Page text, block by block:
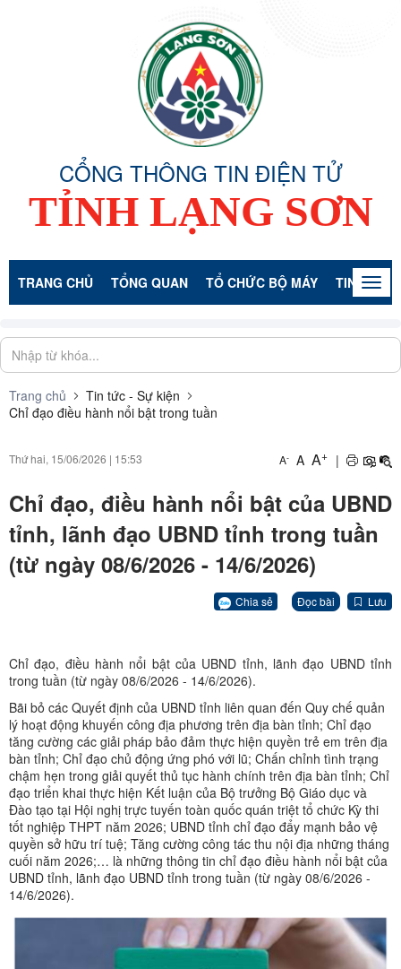
CỔNG THÔNG TIN ĐIỆN TỬ
TỈNH LẠNG SƠN
TRANG CHỦ TỔNG QUAN TỔ CHỨC BỘ MÁY TIN TỨC -
Trang chủ
Tin tức - Sự kiện
Chỉ đạo điều hành nổi bật trong tuần
Thứ hai, 15/06/2026 | 15:53 A- A A+ |
Chỉ đạo, điều hành nổi bật của UBND
tỉnh, lãnh đạo UBND tỉnh trong tuần
(từ ngày 08/6/2026 - 14/6/2026)
Chia sẻ Đọc bài Lưu
Chỉ đạo, điều hành nổi bật của UBND tỉnh, lãnh đạo UBND tỉnh
trong tuần (từ ngày 08/6/2026 - 14/6/2026).
Bãi bỏ các Quyết định của UBND tỉnh liên quan đến Quy chế quản
lý hoạt động khuyến công địa phương trên địa bàn tỉnh; Chỉ đạo
tăng cường các giải pháp bảo đảm thực hiện quyền trẻ em trên địa
bàn tỉnh; Chỉ đạo chủ động ứng phó với lũ; Chấn chỉnh tình trạng
chậm hẹn trong giải quyết thủ tục hành chính trên địa bàn tỉnh; Chỉ
đạo triển khai thực hiện Kết luận của Bộ trưởng Bộ Giáo dục và
Đào tạo tại Hội nghị trực tuyến toàn quốc quán triệt tổ chức Kỳ thi
tốt nghiệp THPT năm 2026; UBND tỉnh chỉ đạo đẩy mạnh bảo vệ
quyền sở hữu trí tuệ; Tăng cường công tác thu nội địa những tháng
cuối năm 2026;… là những thông tin chỉ đạo điều hành nổi bật của
UBND tỉnh, lãnh đạo UBND tỉnh trong tuần (từ ngày 08/6/2026 -
14/6/2026).